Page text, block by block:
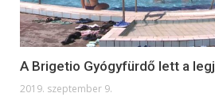
A Brigetio Gyógyfürdő lett a
2019. szeptember 9.